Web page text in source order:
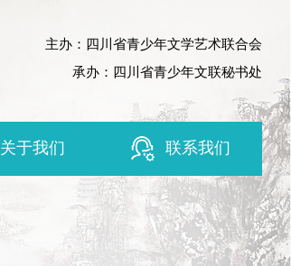
主办：四川省青少年文学艺术联合会
承办：四川省青少年文联秘书处
关于我们 联系我们